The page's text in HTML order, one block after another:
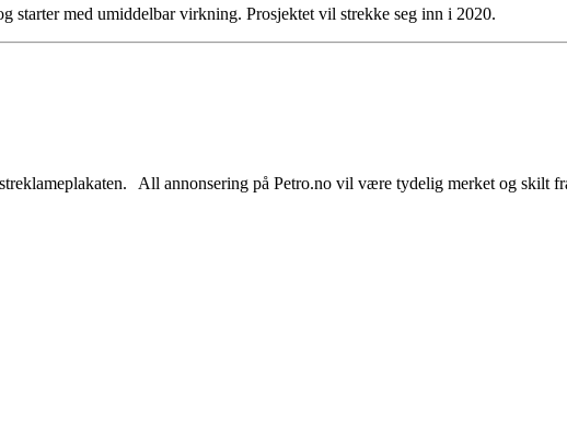
starter med umiddelbar virkning. Prosjektet vil strekke seg inn i 2020.
All annonsering på Petro.no vil være tydelig merket og skilt